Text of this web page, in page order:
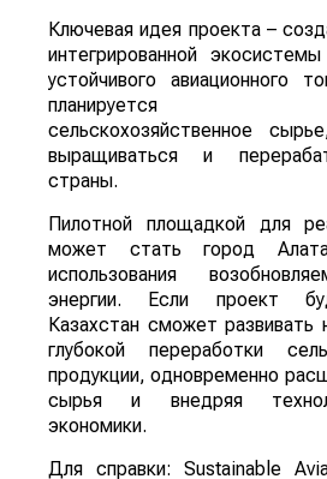
Ключевая идея проекта –
интегрированной
устойчивого авиационного
планируется
сельскохозяйственное
выращиваться и
страны.
Пилотной площадкой для
может стать город
использования
энергии. Если проект
Казахстан сможет развивать
глубокой переработки
продукции, одновременно
сырья и внедряя
экономики.
Для справки: Sustainable